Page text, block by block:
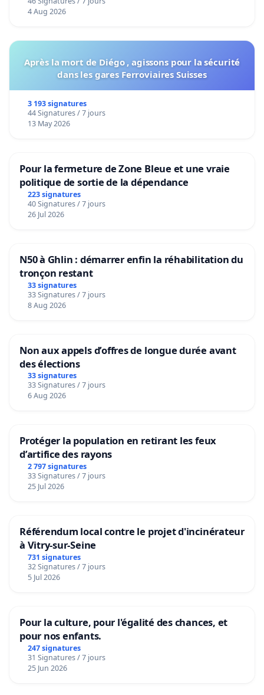
4 Aug 2026
Après la mort de Diégo , agissons pour la sécurité
dans les gares Ferroviaires Suisses
3 193 signatures
44 Signatures / 7 jours
13 May 2026
Pour la fermeture de Zone Bleue et une vraie
politique de sortie de la dépendance
223 signatures
40 Signatures / 7 jours
26 Jul 2026
N50 à Ghlin : démarrer enfin la réhabilitation du
tronçon restant
33 signatures
33 Signatures / 7 jours
8 Aug 2026
Non aux appels d’offres de longue durée avant
des élections
33 signatures
33 Signatures / 7 jours
6 Aug 2026
Protéger la population en retirant les feux
d’artifice des rayons
2 797 signatures
33 Signatures / 7 jours
25 Jul 2026
Référendum local contre le projet d'incinérateur
à Vitry-sur-Seine
731 signatures
32 Signatures / 7 jours
5 Jul 2026
Pour la culture, pour l'égalité des chances, et
pour nos enfants.
247 signatures
31 Signatures / 7 jours
25 Jun 2026